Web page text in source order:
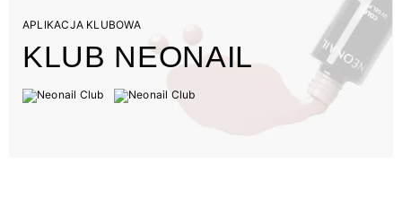
APLIKACJA KLUBOWA
KLUB NEONAIL